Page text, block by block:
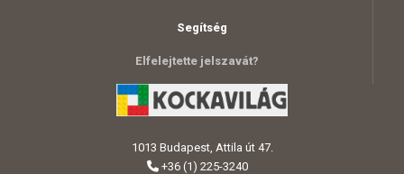
Segítség
Elfelejtette jelszavát?
1013 Budapest, Attila út 47.
+36 (1) 225-3240